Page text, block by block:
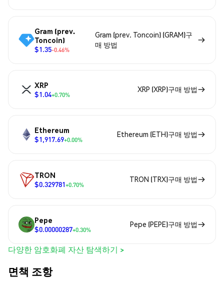
Gram (prev.
Toncoin)
$1.35-0.46%
Gram (prev. Toncoin) (GRAM)구
매 방법
XRP
$1.04+0.70%
XRP (XRP)구매 방법
Ethereum
$1,917.69+0.00%
Ethereum (ETH)구매 방법
TRON
$0.329781+0.70%
TRON (TRX)구매 방법
Pepe
$0.00000287+0.30%
Pepe (PEPE)구매 방법
다양한 암호화폐 자산 탐색하기 >
면책 조항